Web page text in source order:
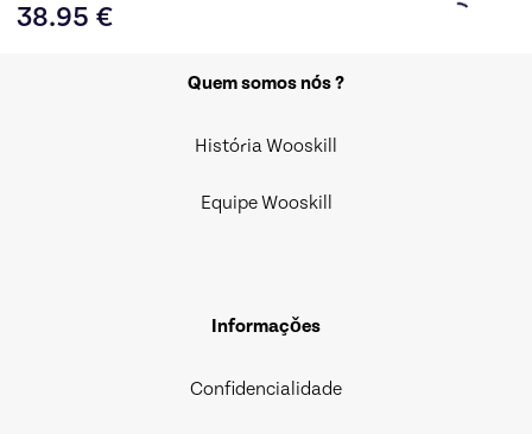
38.95 €
Quem somos nós ?
História Wooskill
Equipe Wooskill
Informaçǒes
Confidencialidade